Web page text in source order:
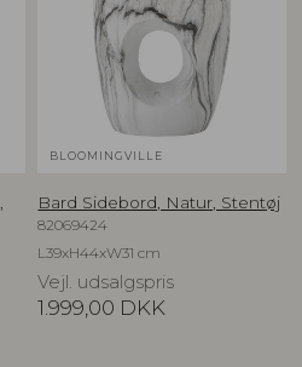
BLOOMINGVILLE
Bard Sidebord, Natur, Stentøj
82069424
L39xH44xW31 cm
Vejl. udsalgspris
1.999,00 DKK